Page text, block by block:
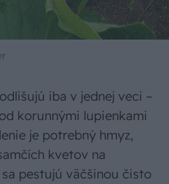
iba v jednej veci –
korunnými lupienkami
je potrebný hmyz,
kvetov na
pestujú väčšinou čisto